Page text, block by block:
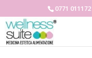
0771 011172